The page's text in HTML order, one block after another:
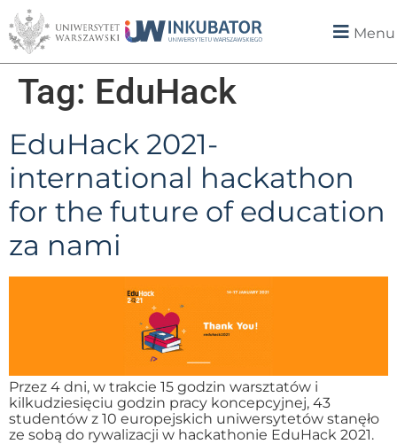
Menu
Tag: EduHack
EduHack 2021-
international hackathon
for the future of education
za nami
Przez 4 dni, w trakcie 15 godzin warsztatów i
kilkudziesięciu godzin pracy koncepcyjnej, 43
studentów z 10 europejskich uniwersytetów stanęło
ze sobą do rywalizacji w hackathonie EduHack 2021.